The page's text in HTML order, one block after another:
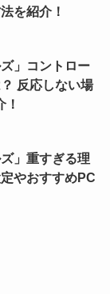
を紹介！
」コントロー
反応しない場
」重すぎる理
やおすすめPC